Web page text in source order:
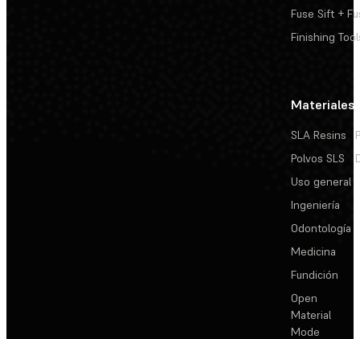
Fuse Sift +
Finishing
Materiales
SLA Resins
Polvos SLS
Uso general
Ingeniería
Odontología
Medicina
Fundición
Open
Material
Mode